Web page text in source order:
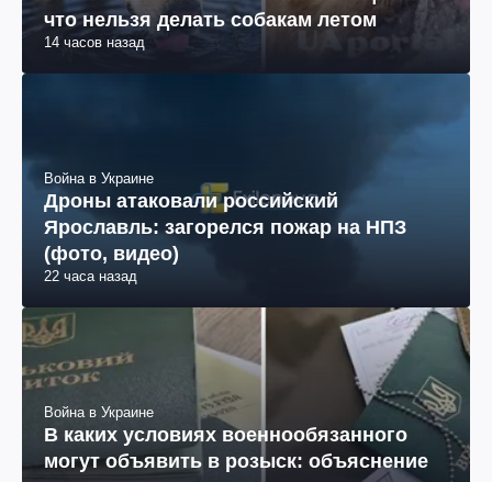
Может закончиться госпитализацией:
что нельзя делать собакам летом
Война в Украине
Дроны атаковали российский
Ярославль: загорелся пожар на НПЗ
(фото, видео)
Война в Украине
В каких условиях военнообязанного